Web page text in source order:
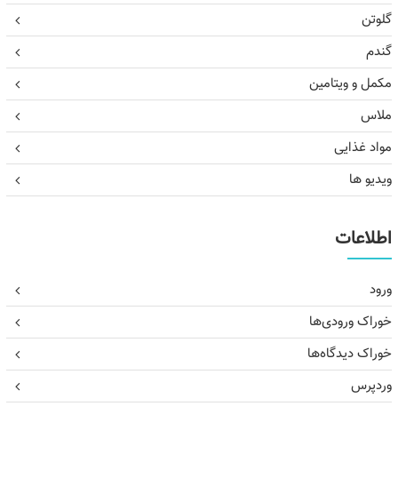
گلوتن
گندم
مکمل و ویتامین
ملاس
مواد غذایی
ویدیو ها
اطلاعات
ورود
خوراک ورودی‌ها
خوراک دیدگاه‌ها
وردپرس